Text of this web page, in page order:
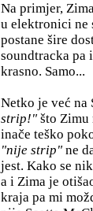
Na primjer,
u elektronici ne
postane šire
soundtracka pa
krasno. Samo...
Netko je već
strip!" što Zimu
inače teško
"nije strip" ne
jest. Kako se
a i Zima je
kraja pa mi